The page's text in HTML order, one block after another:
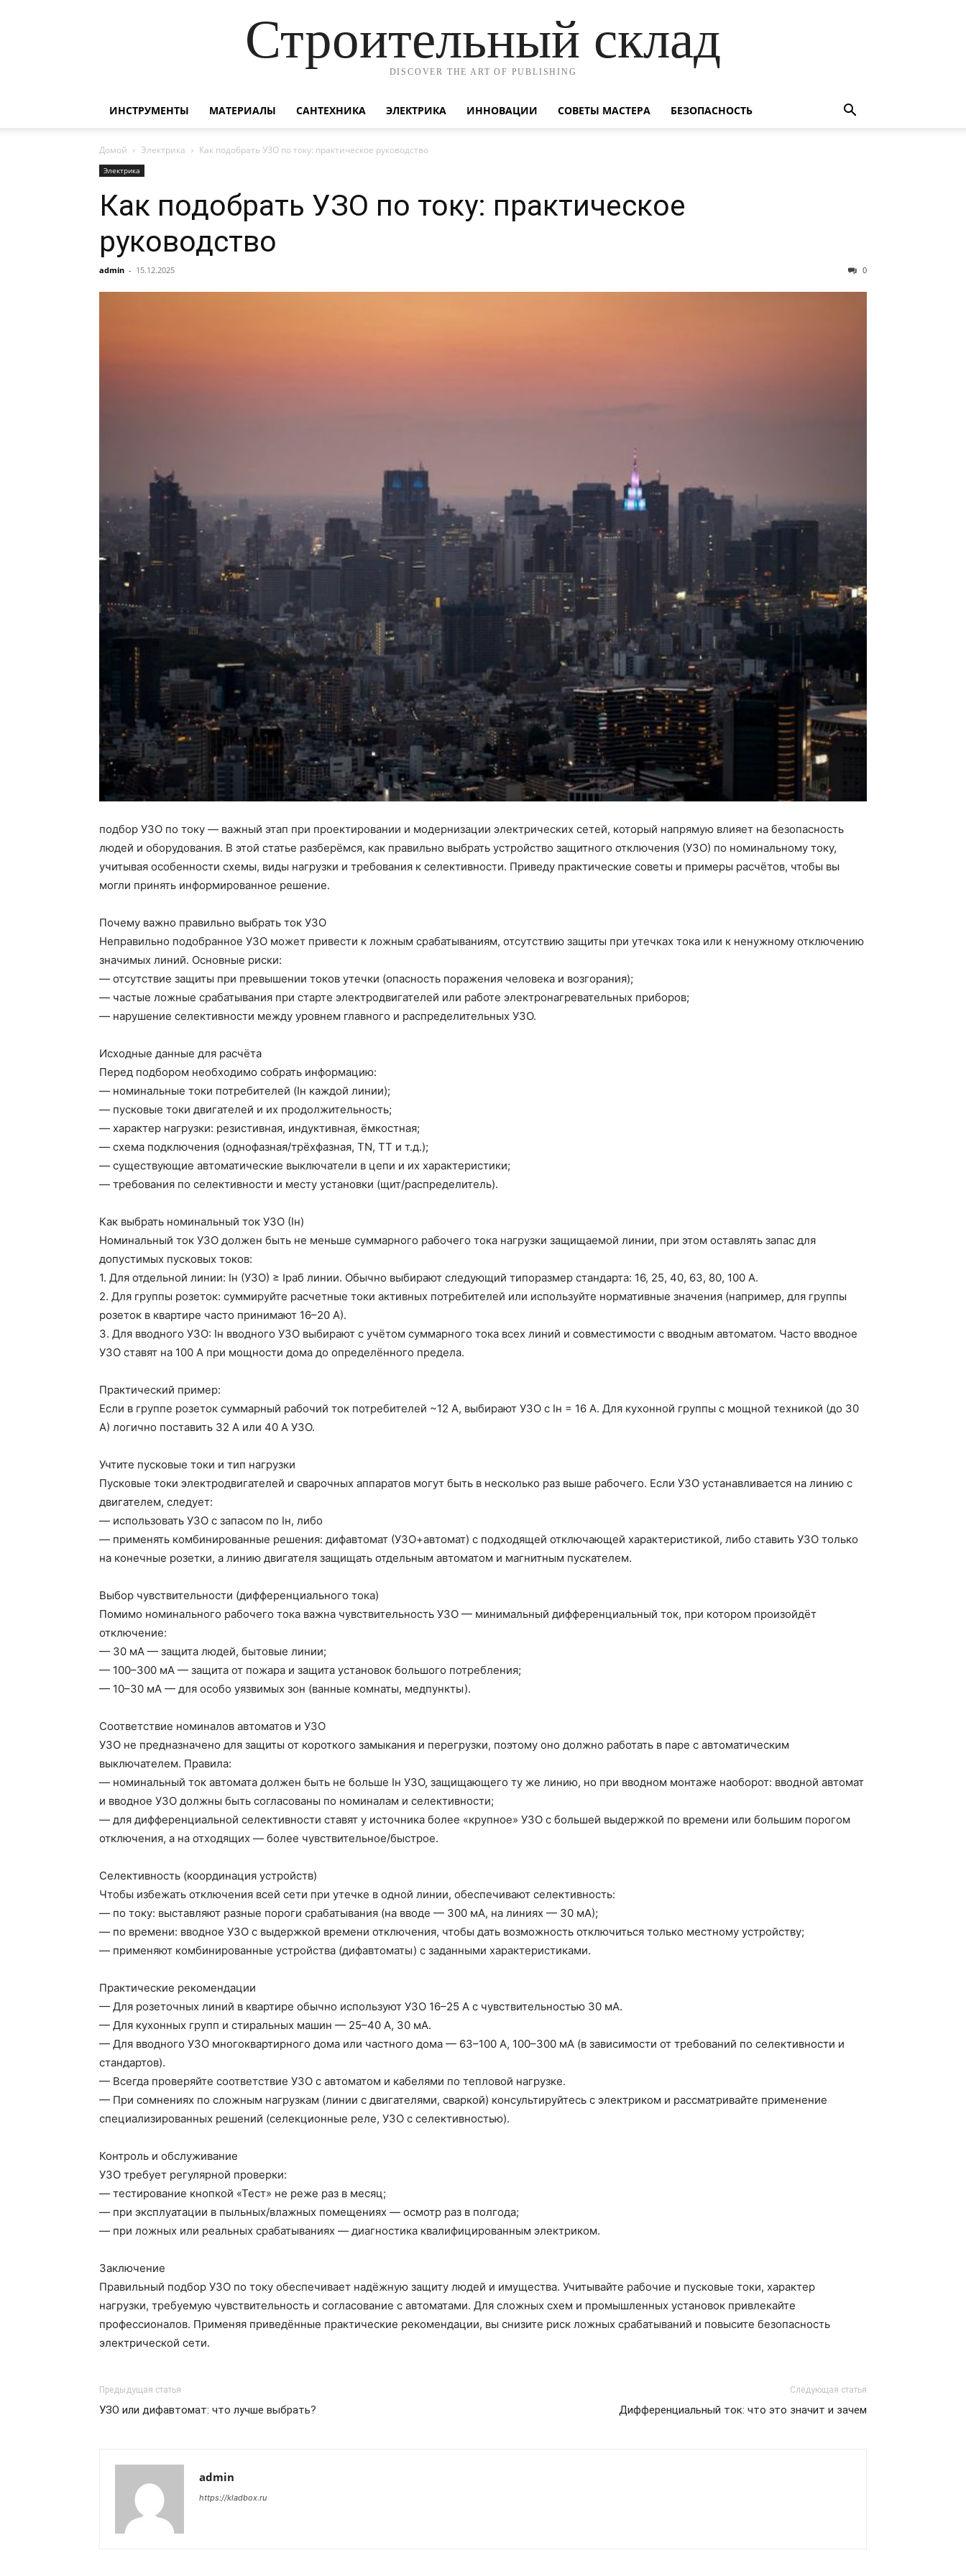
Строительный склад
DISCOVER THE ART OF PUBLISHING
ИНСТРУМЕНТЫ МАТЕРИАЛЫ САНТЕХНИКА ЭЛЕКТРИКА ИННОВАЦИИ СОВЕТЫ МАСТЕРА БЕЗОПАСНОСТЬ
Домой Электрика Как подобрать УЗО по току: практическое руководство
Электрика
Как подобрать УЗО по току: практическое
руководство
admin - 15.12.2025 0
подбор УЗО по току — важный этап при проектировании и модернизации электрических сетей, который напрямую влияет на безопасность
людей и оборудования. В этой статье разберёмся, как правильно выбрать устройство защитного отключения (УЗО) по номинальному току,
учитывая особенности схемы, виды нагрузки и требования к селективности. Приведу практические советы и примеры расчётов, чтобы вы
могли принять информированное решение.
Почему важно правильно выбрать ток УЗО
Неправильно подобранное УЗО может привести к ложным срабатываниям, отсутствию защиты при утечках тока или к ненужному отключению
значимых линий. Основные риски:
— отсутствие защиты при превышении токов утечки (опасность поражения человека и возгорания);
— частые ложные срабатывания при старте электродвигателей или работе электронагревательных приборов;
— нарушение селективности между уровнем главного и распределительных УЗО.
Исходные данные для расчёта
Перед подбором необходимо собрать информацию:
— номинальные токи потребителей (Iн каждой линии);
— пусковые токи двигателей и их продолжительность;
— характер нагрузки: резистивная, индуктивная, ёмкостная;
— схема подключения (однофазная/трёхфазная, TN, TT и т.д.);
— существующие автоматические выключатели в цепи и их характеристики;
— требования по селективности и месту установки (щит/распределитель).
Как выбрать номинальный ток УЗО (Iн)
Номинальный ток УЗО должен быть не меньше суммарного рабочего тока нагрузки защищаемой линии, при этом оставлять запас для
допустимых пусковых токов:
1. Для отдельной линии: Iн (УЗО) ≥ Iраб линии. Обычно выбирают следующий типоразмер стандарта: 16, 25, 40, 63, 80, 100 А.
2. Для группы розеток: суммируйте расчетные токи активных потребителей или используйте нормативные значения (например, для группы
розеток в квартире часто принимают 16–20 А).
3. Для вводного УЗО: Iн вводного УЗО выбирают с учётом суммарного тока всех линий и совместимости с вводным автоматом. Часто вводное
УЗО ставят на 100 А при мощности дома до определённого предела.
Практический пример:
Если в группе розеток суммарный рабочий ток потребителей ~12 А, выбирают УЗО с Iн = 16 А. Для кухонной группы с мощной техникой (до 30
А) логично поставить 32 А или 40 А УЗО.
Учтите пусковые токи и тип нагрузки
Пусковые токи электродвигателей и сварочных аппаратов могут быть в несколько раз выше рабочего. Если УЗО устанавливается на линию с
двигателем, следует:
— использовать УЗО с запасом по Iн, либо
— применять комбинированные решения: дифавтомат (УЗО+автомат) с подходящей отключающей характеристикой, либо ставить УЗО только
на конечные розетки, а линию двигателя защищать отдельным автоматом и магнитным пускателем.
Выбор чувствительности (дифференциального тока)
Помимо номинального рабочего тока важна чувствительность УЗО — минимальный дифференциальный ток, при котором произойдёт
отключение:
— 30 мА — защита людей, бытовые линии;
— 100–300 мА — защита от пожара и защита установок большого потребления;
— 10–30 мА — для особо уязвимых зон (ванные комнаты, медпункты).
Соответствие номиналов автоматов и УЗО
УЗО не предназначено для защиты от короткого замыкания и перегрузки, поэтому оно должно работать в паре с автоматическим
выключателем. Правила:
— номинальный ток автомата должен быть не больше Iн УЗО, защищающего ту же линию, но при вводном монтаже наоборот: вводной автомат
и вводное УЗО должны быть согласованы по номиналам и селективности;
— для дифференциальной селективности ставят у источника более «крупное» УЗО с большей выдержкой по времени или большим порогом
отключения, а на отходящих — более чувствительное/быстрое.
Селективность (координация устройств)
Чтобы избежать отключения всей сети при утечке в одной линии, обеспечивают селективность:
— по току: выставляют разные пороги срабатывания (на вводе — 300 мА, на линиях — 30 мА);
— по времени: вводное УЗО с выдержкой времени отключения, чтобы дать возможность отключиться только местному устройству;
— применяют комбинированные устройства (дифавтоматы) с заданными характеристиками.
Практические рекомендации
— Для розеточных линий в квартире обычно используют УЗО 16–25 А с чувствительностью 30 мА.
— Для кухонных групп и стиральных машин — 25–40 А, 30 мА.
— Для вводного УЗО многоквартирного дома или частного дома — 63–100 А, 100–300 мА (в зависимости от требований по селективности и
стандартов).
— Всегда проверяйте соответствие УЗО с автоматом и кабелями по тепловой нагрузке.
— При сомнениях по сложным нагрузкам (линии с двигателями, сваркой) консультируйтесь с электриком и рассматривайте применение
специализированных решений (селекционные реле, УЗО с селективностью).
Контроль и обслуживание
УЗО требует регулярной проверки:
— тестирование кнопкой «Тест» не реже раз в месяц;
— при эксплуатации в пыльных/влажных помещениях — осмотр раз в полгода;
— при ложных или реальных срабатываниях — диагностика квалифицированным электриком.
Заключение
Правильный подбор УЗО по току обеспечивает надёжную защиту людей и имущества. Учитывайте рабочие и пусковые токи, характер
нагрузки, требуемую чувствительность и согласование с автоматами. Для сложных схем и промышленных установок привлекайте
профессионалов. Применяя приведённые практические рекомендации, вы снизите риск ложных срабатываний и повысите безопасность
электрической сети.
Предыдущая статья
УЗО или дифавтомат: что лучше выбрать?
Следующая статья
Дифференциальный ток: что это значит и зачем
admin
https://kladbox.ru